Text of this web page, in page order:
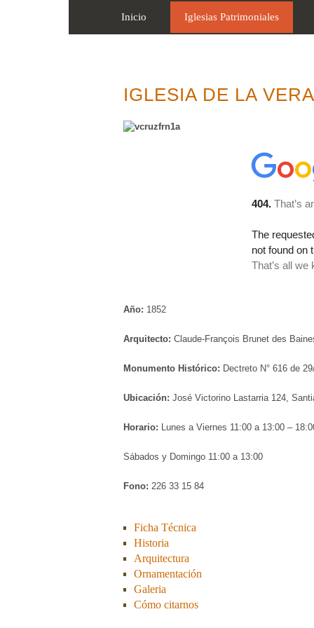
Inicio Iglesias Patrimoniales
IGLESIA DE LA
Año: 1852
Arquitecto: Claude-François Brunet des
Monumento Histórico: Dectreto N° 616 de
Ubicación: José Victorino Lastarria 124,
Horario: Lunes a Viernes 11:00 a 13:00 –
Sábados y Domingo 11:00 a 13:00
Fono: 226 33 15 84
Ficha Técnica
Historia
Arquitectura
Ornamentación
Galeria
Cómo citarnos